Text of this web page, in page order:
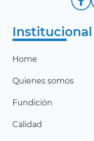
Institucional
Home
Quienes somos
Fundición
Calidad